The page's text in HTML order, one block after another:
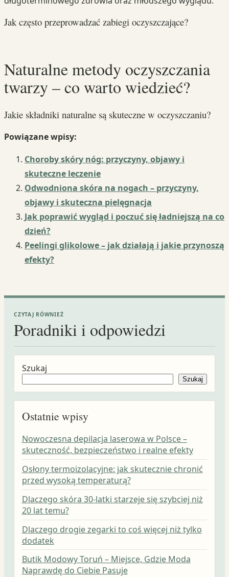
Jak często przeprowadzać zabiegi oczyszczające?
Naturalne metody oczyszczania
twarzy – co warto wiedzieć?
Jakie składniki naturalne są skuteczne w oczyszczaniu?
Powiązane wpisy:
Choroby skóry nóg: przyczyny, objawy i
skuteczne leczenie
Odwodniona skóra na nogach – przyczyny,
objawy i skuteczna pielęgnacja
Jak poprawić wygląd i poczuć się ładniejszą na co
dzień?
Peelingi glikolowe – jak działają i jakie przynoszą
efekty?
CZYTAJ RÓWNIEŻ
Poradniki i odpowiedzi
Szukaj
Szukaj
Ostatnie wpisy
Nowoczesna depilacja laserowa w Polsce –
skuteczność, bezpieczeństwo i realne efekty
Osłony termoizolacyjne: jak skutecznie chronić
przed wysoką temperaturą?
Dlaczego skóra 30-latki starzeje się szybciej niż
20 lat temu?
Dlaczego drogie zegarki to coś więcej niż tylko
dodatek
Butik Modowy Toruń – Miejsce, Gdzie Moda
Naprawdę do Ciebie Pasuje